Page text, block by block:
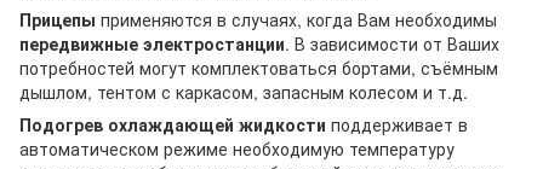
Прицепы применяются в случаях, когда Вам необходимы
передвижные электростанции. В зависимости от Ваших
потребностей могут комплектоваться бортами, съёмным
дышлом, тентом с каркасом, запасным колесом и т.д.
Подогрев охлаждающей жидкости поддерживает в
автоматическом режиме необходимую температуру